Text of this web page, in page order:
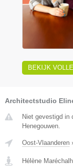
BEKIJK
Architectstudio
Niet gevestigd in
Henegouwen.
Oost-Vlaanderen
Hélène